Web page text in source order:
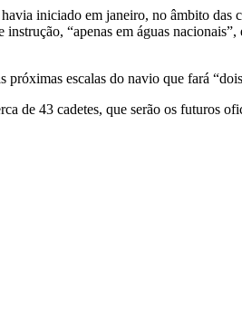
iniciado em janeiro, no âmbito
“apenas em águas
escalas do navio que fará
de 43 cadetes, que serão os futuros